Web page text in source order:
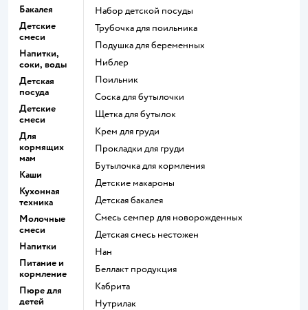
Бакалея
Детские
смеси
Напитки,
соки, воды
Детская
посуда
Детские
смеси
Для
кормящих
мам
Каши
Кухонная
техника
Молочные
смеси
Напитки
Питание и
кормление
Пюре для
детей
набор детской посуды
трубочка для поильника
подушка для беременных
ниблер
поильник
соска для бутылочки
щетка для бутылок
крем для груди
прокладки для груди
бутылочка для кормления
детские макароны
детская бакалея
смесь семпер для новорожденных
детская смесь нестожен
нан
беллакт продукция
кабрита
нутрилак